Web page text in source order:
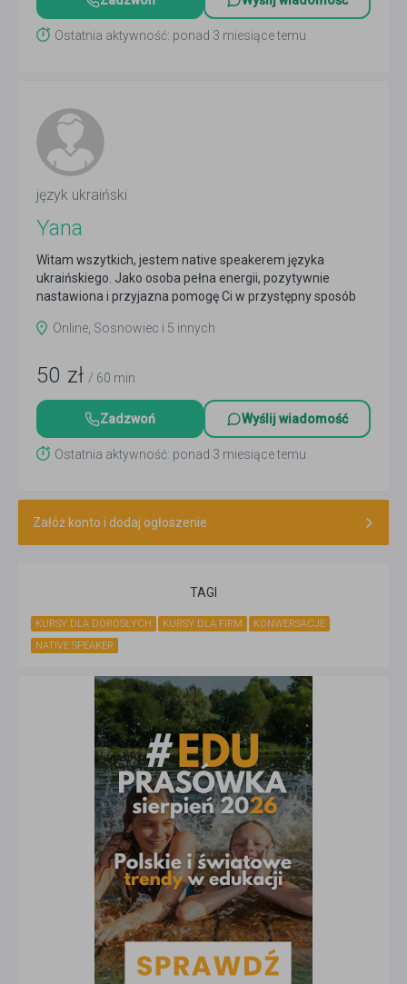
Ostatnia aktywność: ponad 3 miesiące temu
język ukraiński
Yana
Witam wszytkich, jestem native speakerem języka
ukraińskiego. Jako osoba pełna energii, pozytywnie
nastawiona i przyjazna pomogę Ci w przystępny sposób
Online, Sosnowiec i 5 innych
50 zł / 60 min
Zadzwoń Wyślij wiadomość
Ostatnia aktywność: ponad 3 miesiące temu
Załóż konto i dodaj ogłoszenie
TAGI
KURSY DLA DOROSŁYCH KURSY DLA FIRM
KONWERSACJE
NATIVE SPEAKER